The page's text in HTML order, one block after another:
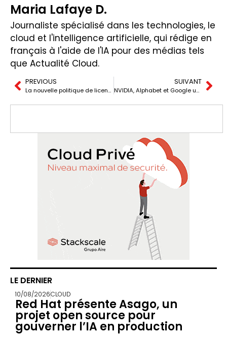
Maria Lafaye D.
Journaliste spécialisé dans les technologies, le
cloud et l'intelligence artificielle, qui rédige en
français à l'aide de l'IA pour des médias tels
que Actualité Cloud.
PREVIOUS
La nouvelle politique de licences de VMware suscite la frustration parmi les entreprises et les administrateurs informatiques.
SUIVANT
NVIDIA, Alphabet et Google unissent leurs forces pour propulser l’IA agentique et l’IA physique
LE DERNIER
10/08/2026CLOUD
Red Hat présente Asago, un
projet open source pour
gouverner l’IA en production